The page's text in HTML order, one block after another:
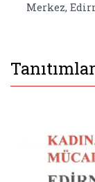
Merkez,
Tanıtımlar